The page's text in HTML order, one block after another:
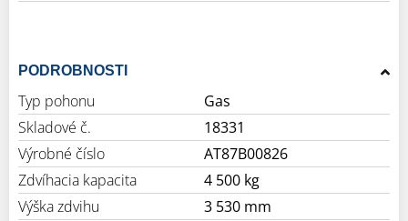
PODROBNOSTI
Typ pohonu
Gas
Skladové č.
18331
Výrobné číslo
AT87B00826
Zdvíhacia kapacita
4 500 kg
Výška zdvihu
3 530 mm